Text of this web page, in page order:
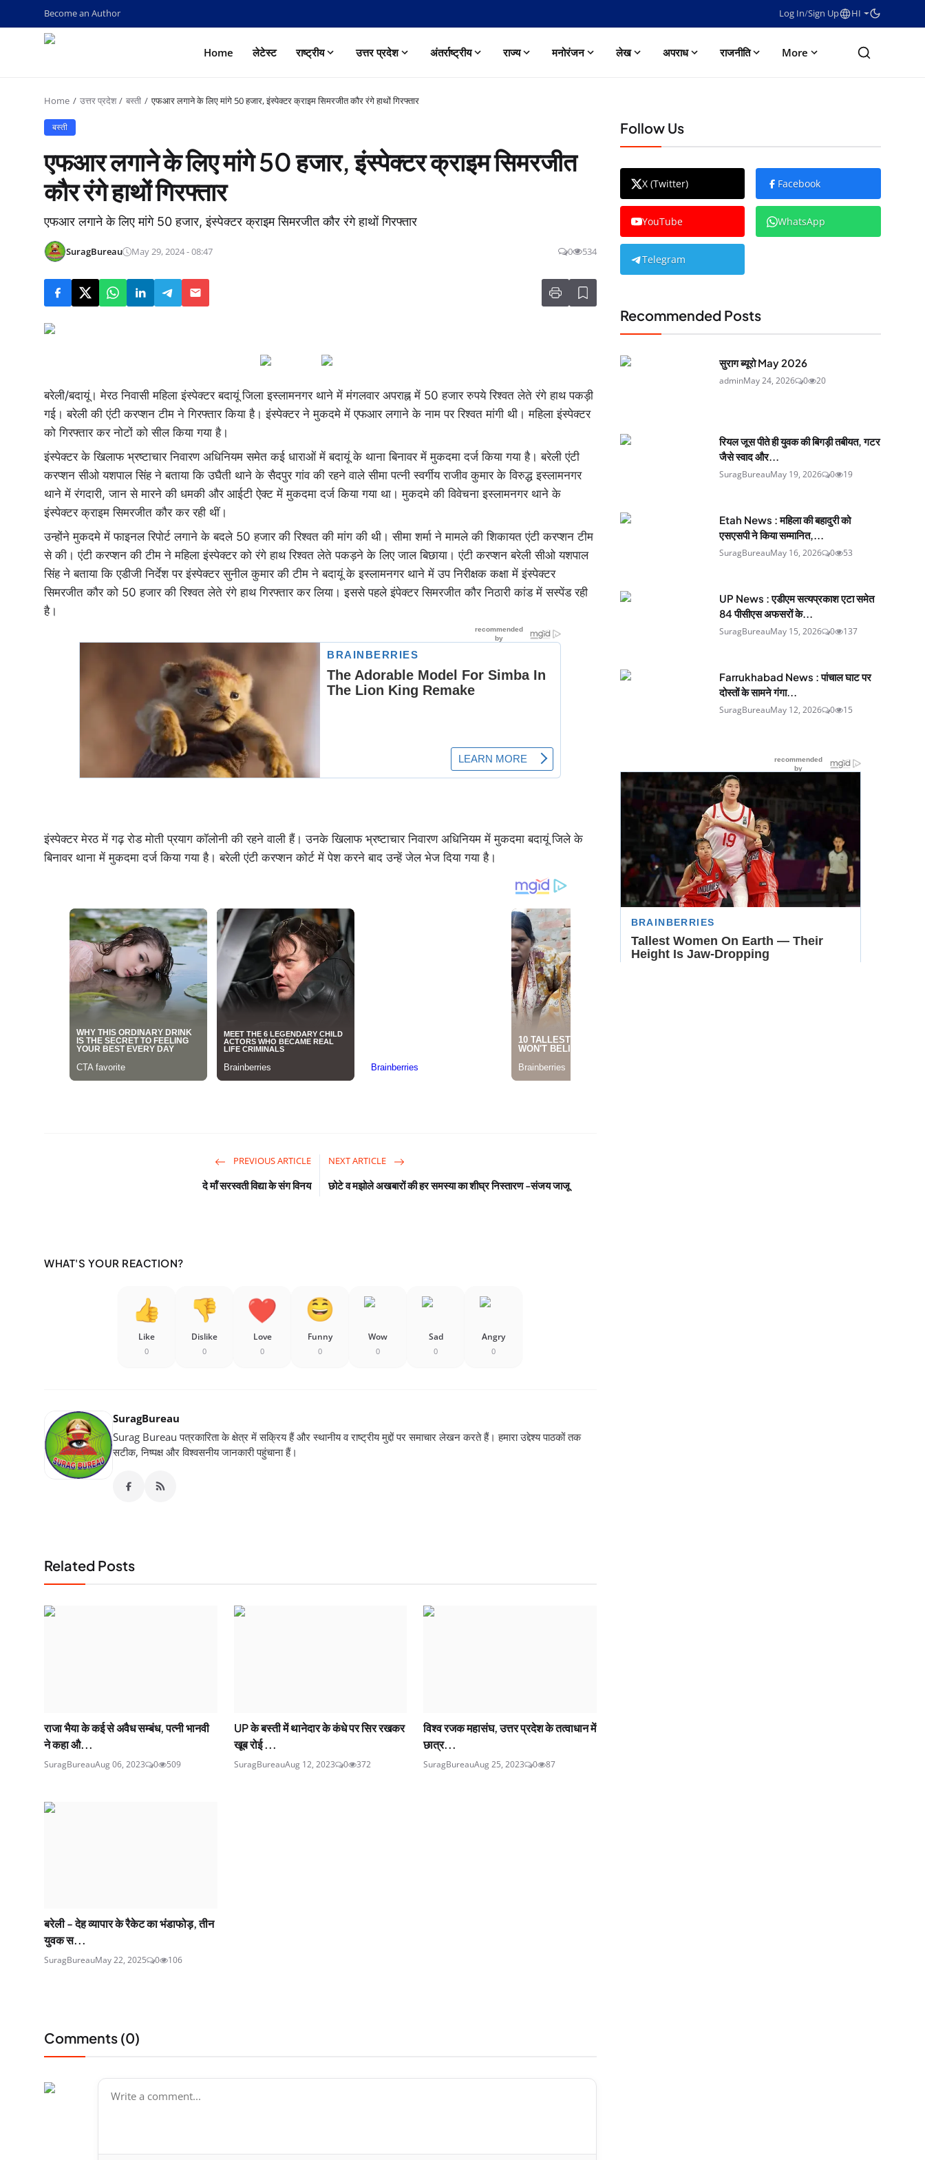
Become an Author Log In/Sign Up HI
Home लेटेस्ट राष्ट्रीय उत्तर प्रदेश अंतर्राष्ट्रीय राज्य मनोरंजन लेख अपराध राजनीति More
Home उत्तर प्रदेश बस्ती एफआर लगाने के लिए मांगे 50 हजार, इंस्पेक्टर क्राइम सिमरजीत कौर रंगे हाथों गिरफ्तार
बस्ती
एफआर लगाने के लिए मांगे 50 हजार, इंस्पेक्टर क्राइम सिमरजीत
कौर रंगे हाथों गिरफ्तार
एफआर लगाने के लिए मांगे 50 हजार, इंस्पेक्टर क्राइम सिमरजीत कौर रंगे हाथों गिरफ्तार
SuragBureau May 29, 2024 - 08:47 0 534
बरेली/बदायूं। मेरठ निवासी महिला इंस्पेक्टर बदायूं जिला इस्लामनगर थाने में मंगलवार अपराह्न में 50 हजार रुपये रिश्वत लेते रंगे हाथ पकड़ी
गई। बरेली की एंटी करप्शन टीम ने गिरफ्तार किया है। इंस्पेक्टर ने मुकदमे में एफआर लगाने के नाम पर रिश्वत मांगी थी। महिला इंस्पेक्टर
को गिरफ्तार कर नोटों को सील किया गया है।
इंस्पेक्टर के खिलाफ भ्रष्टाचार निवारण अधिनियम समेत कई धाराओं में बदायूं के थाना बिनावर में मुकदमा दर्ज किया गया है। बरेली एंटी
करप्शन सीओ यशपाल सिंह ने बताया कि उघैती थाने के सैदपुर गांव की रहने वाले सीमा पत्नी स्वर्गीय राजीव कुमार के विरुद्ध इस्लामनगर
थाने में रंगदारी, जान से मारने की धमकी और आईटी ऐक्ट में मुकदमा दर्ज किया गया था। मुकदमे की विवेचना इस्लामनगर थाने के
इंस्पेक्टर क्राइम सिमरजीत कौर कर रही थीं।
उन्होंने मुकदमे में फाइनल रिपोर्ट लगाने के बदले 50 हजार की रिश्वत की मांग की थी। सीमा शर्मा ने मामले की शिकायत एंटी करप्शन टीम
से की। एंटी करप्शन की टीम ने महिला इंस्पेक्टर को रंगे हाथ रिश्वत लेते पकड़ने के लिए जाल बिछाया। एंटी करप्शन बरेली सीओ यशपाल
सिंह ने बताया कि एडीजी निर्देश पर इंस्पेक्टर सुनील कुमार की टीम ने बदायूं के इस्लामनगर थाने में उप निरीक्षक कक्षा में इंस्पेक्टर
सिमरजीत कौर को 50 हजार की रिश्वत लेते रंगे हाथ गिरफ्तार कर लिया। इससे पहले इंपेक्टर सिमरजीत कौर निठारी कांड में सस्पेंड रही
है।
इंस्पेक्टर मेरठ में गढ़ रोड मोती प्रयाग कॉलोनी की रहने वाली हैं। उनके खिलाफ भ्रष्टाचार निवारण अधिनियम में मुकदमा बदायूं जिले के
बिनावर थाना में मुकदमा दर्ज किया गया है। बरेली एंटी करप्शन कोर्ट में पेश करने बाद उन्हें जेल भेज दिया गया है।
PREVIOUS ARTICLE
दे मॉं सरस्वती विद्या के संग विनय
NEXT ARTICLE
छोटे व मझोले अखबारों की हर समस्या का शीघ्र निस्तारण -संजय जाजू
WHAT'S YOUR REACTION?
Like
0
Dislike
0
Love
0
Funny
0
Wow
0
Sad
0
Angry
0
SuragBureau
Surag Bureau पत्रकारिता के क्षेत्र में सक्रिय हैं और स्थानीय व राष्ट्रीय मुद्दों पर समाचार लेखन करते हैं। हमारा उद्देश्य पाठकों तक
सटीक, निष्पक्ष और विश्वसनीय जानकारी पहुंचाना हैं।
Related Posts
राजा भैया के कई से अवैध सम्बंध, पत्नी भानवी
ने कहा औ...
SuragBureauAug 06, 2023 0 509
UP के बस्ती में थानेदार के कंधे पर सिर रखकर
खूब रोई ...
SuragBureauAug 12, 2023 0 372
विश्व रजक महासंघ, उत्तर प्रदेश के तत्वाधान में
छात्र...
SuragBureauAug 25, 2023 0 87
बरेली - देह व्यापार के रैकेट का भंडाफोड़, तीन
युवक स...
SuragBureauMay 22, 2025 0 106
Comments (0)
Follow Us
X (Twitter) Facebook
YouTube WhatsApp
Telegram
Recommended Posts
सुराग ब्यूरो May 2026
adminMay 24, 2026 0 20
रियल जूस पीते ही युवक की बिगड़ी तबीयत, गटर
जैसे स्वाद और...
SuragBureauMay 19, 2026 0 19
Etah News : महिला की बहादुरी को
एसएसपी ने किया सम्मानित,...
SuragBureauMay 16, 2026 0 53
UP News : एडीएम सत्यप्रकाश एटा समेत
84 पीसीएस अफसरों के...
SuragBureauMay 15, 2026 0 137
Farrukhabad News : पांचाल घाट पर
दोस्तों के सामने गंगा...
SuragBureauMay 12, 2026 0 15